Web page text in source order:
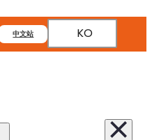
中文站 KO